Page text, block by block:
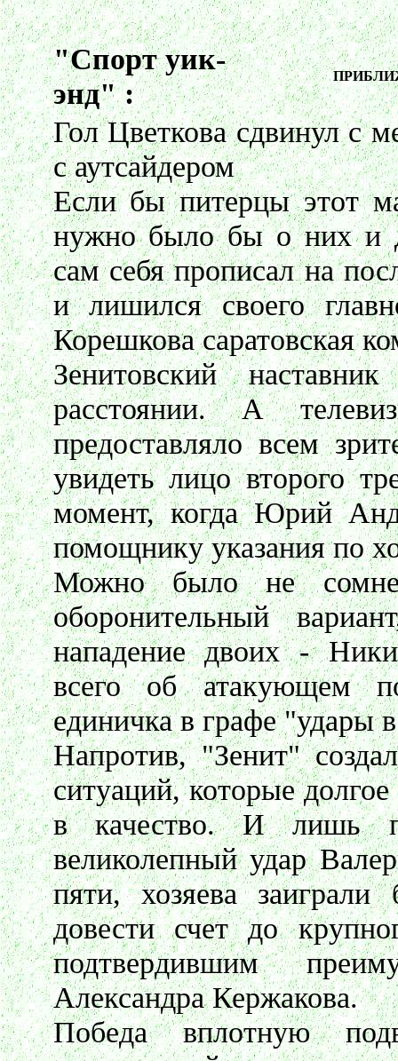
"Спорт уик-
энд" :
Гол Цветкова сдвинул с
с аутсайдером
Если бы питерцы этот
нужно было бы о них и
сам себя прописал на
и лишился своего
Корешкова саратовская
Зенитовский
расстоянии. А
предоставляло всем
увидеть лицо второго
момент, когда Юрий
помощнику указания по
Можно было не
оборонительный
нападение двоих -
всего об атакующем
единичка в графе "удары
Напротив, "Зенит"
ситуаций, которые
в качество. И лишь
великолепный удар
пяти, хозяева
довести счет до
подтвердившим
Александра Кержакова.
Победа вплотную